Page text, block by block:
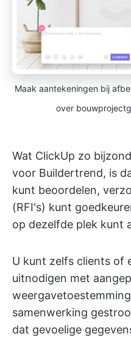
Maak aantekeningen bij
over
Wat ClickUp zo
voor Buildertrend, is
kunt beoordelen,
(RFI's) kunt
op dezelfde plek kunt
U kunt zelfs clients of
uitnodigen met
samenwerking
dat gevoelige